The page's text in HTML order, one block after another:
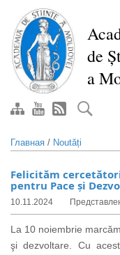
Перейти
основному
содержанию
de
a
Главная / Noutăți
Felicităm
pentru Pace și
10.11.2024
La 10 noiembrie
şi dezvoltare. Cu